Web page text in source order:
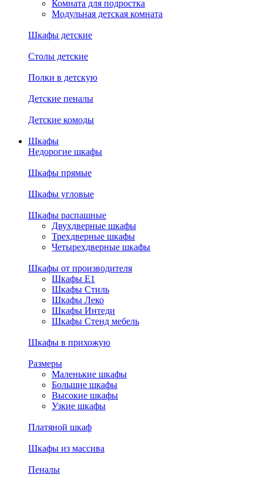
Комната для подростка
Модульная детская комната
Шкафы детские
Столы детские
Полки в детскую
Детские пеналы
Детские комоды
Шкафы
Недорогие шкафы
Шкафы прямые
Шкафы угловые
Шкафы распашные
Двухдверные шкафы
Трехдверные шкафы
Четырехдверные шкафы
Шкафы от производителя
Шкафы E1
Шкафы Стиль
Шкафы Леко
Шкафы Интеди
Шкафы Стенд мебель
Шкафы в прихожую
Размеры
Маленькие шкафы
Большие шкафы
Высокие шкафы
Узкие шкафы
Платяной шкаф
Шкафы из массива
Пеналы